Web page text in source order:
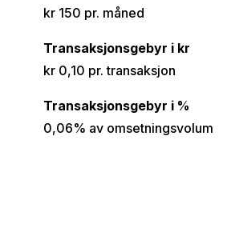
kr 150 pr. måned
Transaksjonsgebyr i kr
kr 0,10 pr. transaksjon
Transaksjonsgebyr i %
0,06% av omsetningsvolum